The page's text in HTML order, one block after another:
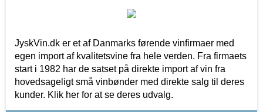
JyskVin.dk er et af Danmarks førende vinfirmaer med
egen import af kvalitetsvine fra hele verden. Fra firmaets
start i 1982 har de satset på direkte import af vin fra
hovedsageligt små vinbønder med direkte salg til deres
kunder. Klik her for at se deres udvalg.